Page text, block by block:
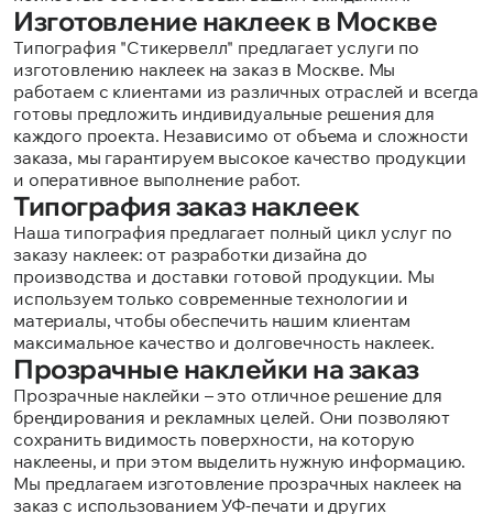
Изготовление наклеек в Москве
Типография "Стикервелл" предлагает услуги по
изготовлению наклеек на заказ в Москве. Мы
работаем с клиентами из различных отраслей и всегда
готовы предложить индивидуальные решения для
каждого проекта. Независимо от объема и сложности
заказа, мы гарантируем высокое качество продукции
и оперативное выполнение работ.
Типография заказ наклеек
Наша типография предлагает полный цикл услуг по
заказу наклеек: от разработки дизайна до
производства и доставки готовой продукции. Мы
используем только современные технологии и
материалы, чтобы обеспечить нашим клиентам
максимальное качество и долговечность наклеек.
Прозрачные наклейки на заказ
Прозрачные наклейки – это отличное решение для
брендирования и рекламных целей. Они позволяют
сохранить видимость поверхности, на которую
наклеены, и при этом выделить нужную информацию.
Мы предлагаем изготовление прозрачных наклеек на
заказ с использованием УФ-печати и других